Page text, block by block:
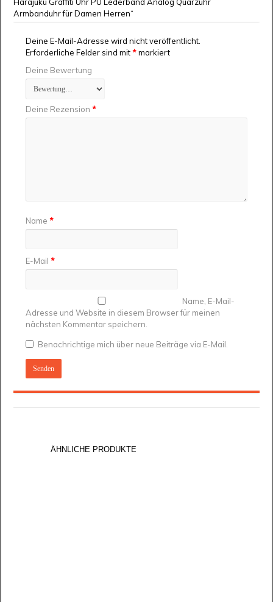
Armbanduhr für Damen Herren“
Deine E-Mail-Adresse wird nicht veröffentlicht.
Erforderliche Felder sind mit*markiert
Deine Bewertung
Deine Rezension*
Name*
E-Mail*
Name, E-Mail-
Adresse und Website in diesem Browser für meinen
nächsten Kommentar speichern.
Benachrichtige mich über neue Beiträge via E-Mail.